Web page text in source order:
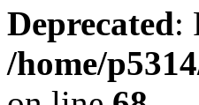
Deprecated:
/home/